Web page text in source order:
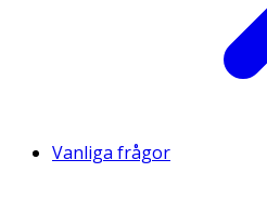
Chloride, Sodium Sulfate,
Hydroxyacetophenone, CI
Vanliga frågor